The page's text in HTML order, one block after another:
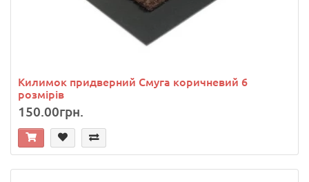
Килимок придверний Смуга коричневий 6
розмірів
150.00грн.